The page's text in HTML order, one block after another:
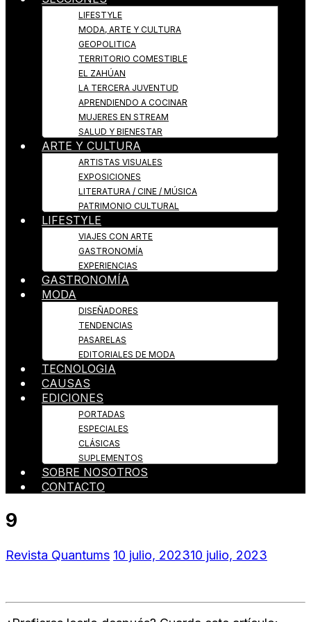
LIFESTYLE
MODA, ARTE Y CULTURA
GEOPOLITICA
TERRITORIO COMESTIBLE
EL ZAHÚAN
LA TERCERA JUVENTUD
APRENDIENDO A COCINAR
MUJERES EN STREAM
SALUD Y BIENESTAR
ARTE Y CULTURA
ARTISTAS VISUALES
EXPOSICIONES
LITERATURA / CINE / MÚSICA
PATRIMONIO CULTURAL
LIFESTYLE
VIAJES CON ARTE
GASTRONOMÍA
EXPERIENCIAS
GASTRONOMÍA
MODA
DISEÑADORES
TENDENCIAS
PASARELAS
EDITORIALES DE MODA
TECNOLOGIA
CAUSAS
EDICIONES
PORTADAS
ESPECIALES
CLÁSICAS
SUPLEMENTOS
SOBRE NOSOTROS
CONTACTO
9
Revista Quantums 10 julio, 202310 julio, 2023